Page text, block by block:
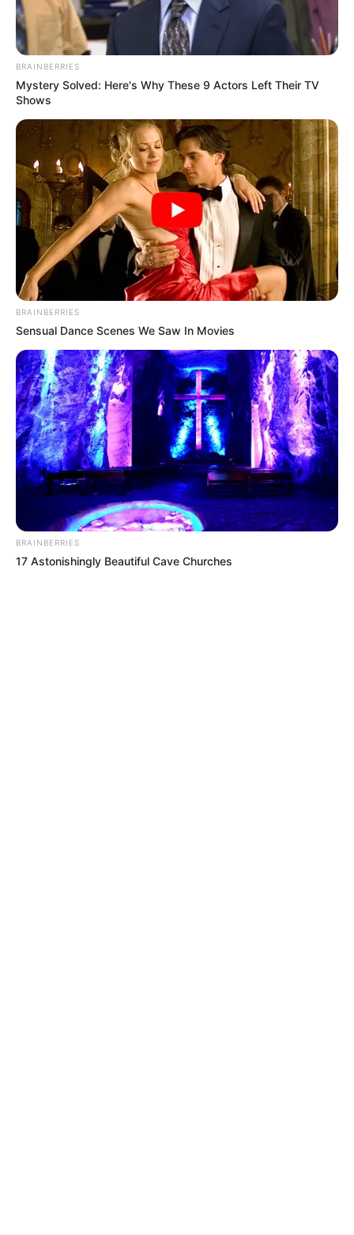
MANTÉNGASE EN ALERTA
Tenemos todas las noticias que le
ACTIVAR AHORA
TEMAS DESTACADOS
RECIBO DEL AGUA
LOCALIDAD DE USAQUÉN
CUNDINAMARCA
DESAPARECIDOS
CORTES DE LUZ
REGIOTRAM DE OCCIDENTE
BRAINBERRIES
Mystery Solved: Here's Why These 9 Actors Left Their TV
Shows
BRAINBERRIES
Sensual Dance Scenes We Saw In Movies
BRAINBERRIES
17 Astonishingly Beautiful Cave Churches